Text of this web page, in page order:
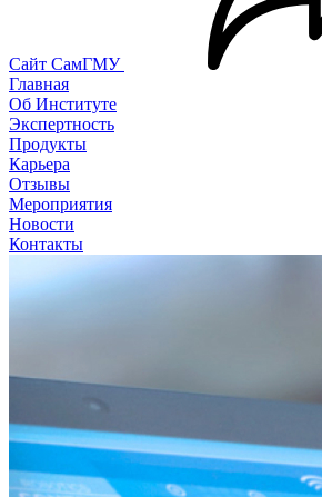
Сайт СамГМУ
Главная
Об Институте
Экспертность
Продукты
Карьера
Отзывы
Мероприятия
Новости
Контакты